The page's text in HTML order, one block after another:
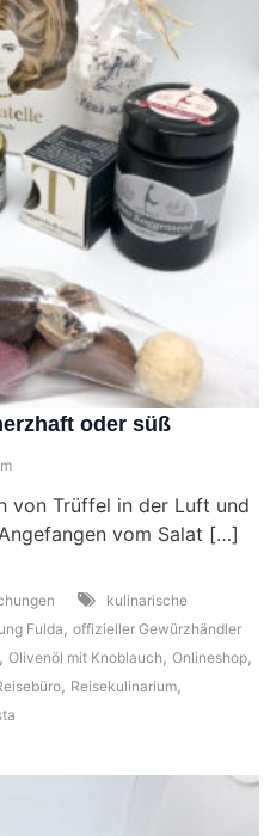
oder süß
von Trüffel in der Luft und
vom Salat […]
kulinarische
Fulda , offizieller Gewürzhändler
, Olivenöl mit Knoblauch , Onlineshop,
, Reisekulinarium,